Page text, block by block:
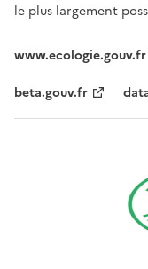
le plus largement
www.ecologie.gouv.fr
beta.gouv.fr